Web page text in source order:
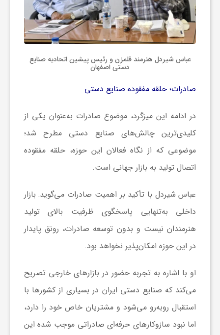
عباس شیردل هنرمند قلمزن و رئیس پیشین اتحادیه صنایع
دستی اصفهان
صادرات؛ حلقه مفقوده صنایع دستی
در ادامه این میزگرد، موضوع صادرات به‌عنوان یکی از
کلیدی‌ترین چالش‌های صنایع دستی مطرح شد؛
موضوعی که از نگاه فعالان این حوزه، حلقه مفقوده
اتصال تولید به بازار جهانی است.
عباس شیردل با تأکید بر اهمیت صادرات می‌گوید: بازار
داخلی به‌تنهایی پاسخگوی ظرفیت بالای تولید
هنرمندان نیست و بدون توسعه صادرات، رونق پایدار
در این حوزه امکان‌پذیر نخواهد بود.
او با اشاره به تجربه حضور در بازارهای خارجی تصریح
می‌کند که صنایع دستی ایران در بسیاری از کشورها با
استقبال روبه‌رو می‌شود و مشتریان خاص خود را دارد،
اما نبود سازوکارهای حرفه‌ای صادراتی موجب شده این